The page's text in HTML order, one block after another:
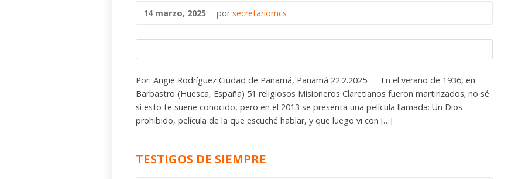
14 marzo, 2025 porsecretariomcs
Por: Angie Rodríguez Ciudad de Panamá, Panamá 22.2.2025 En el verano de 1936, en
Barbastro (Huesca, España) 51 religiosos Misioneros Claretianos fueron martirizados; no sé
si esto te suene conocido, pero en el 2013 se presenta una película llamada: Un Dios
prohibido, película de la que escuché hablar, y que luego vi con […]
TESTIGOS DE SIEMPRE